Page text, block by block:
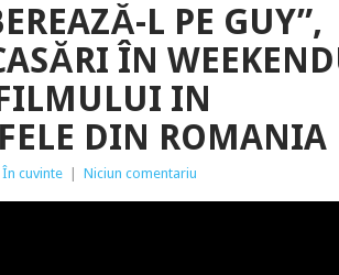
L PE GUY”,
ÎN
IN
DIN ROMANIA
În cuvinte Niciun comentariu